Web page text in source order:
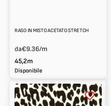
RASO IN MISTO ACETATO STRETCH
da€9.36/m
45,2m
Disponibile
Raso
stampa